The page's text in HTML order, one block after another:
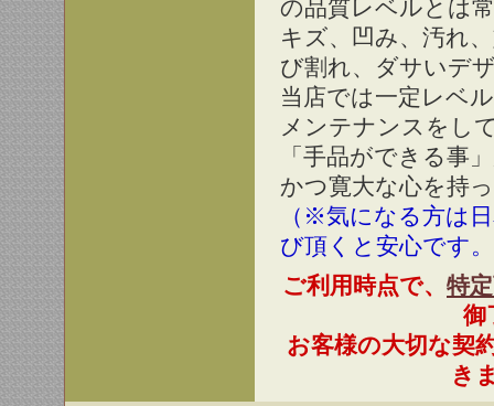
の品質レベルとは
キズ、凹み、汚れ
び割れ、ダサいデ
当店では一定レベ
メンテナンスをし
「手品ができる事
かつ寛大な心を持
（※気になる方は
び頂くと安心です
ご利用時点で、 特
御
お客様の大切な契
き